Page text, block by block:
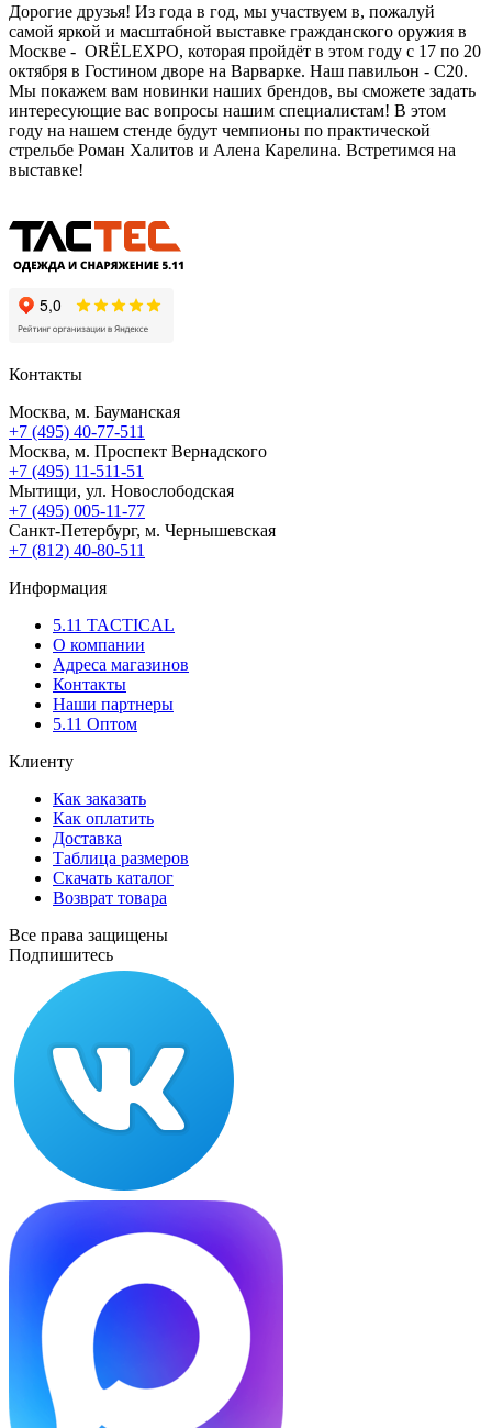
Дорогие друзья! Из года в год, мы участвуем в, пожалуй
самой яркой и масштабной выставке гражданского оружия в
Москве - ORЁLEXPO, которая пройдёт в этом году с 17 по 20
октября в Гостином дворе на Варварке. Наш павильон - С20.
Мы покажем вам новинки наших брендов, вы сможете задать
интересующие вас вопросы нашим специалистам! В этом
году на нашем стенде будут чемпионы по практической
стрельбе Роман Халитов и Алена Карелина. Встретимся на
выставке!
Контакты
Москва, м. Бауманская
+7 (495) 40-77-511
Москва, м. Проспект Вернадского
+7 (495) 11-511-51
Мытищи, ул. Новослободская
+7 (495) 005-11-77
Санкт-Петербург, м. Чернышевская
+7 (812) 40-80-511
Информация
5.11 TACTICAL
О компании
Адреса магазинов
Контакты
Наши партнеры
5.11 Оптом
Клиенту
Как заказать
Как оплатить
Доставка
Таблица размеров
Скачать каталог
Возврат товара
Все права защищены
Подпишитесь